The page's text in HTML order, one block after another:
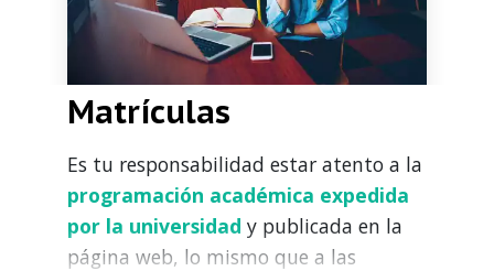
Matrículas
Es tu responsabilidad estar atento a la
programación académica expedida
por la universidad y publicada en la
página web, lo mismo que a las